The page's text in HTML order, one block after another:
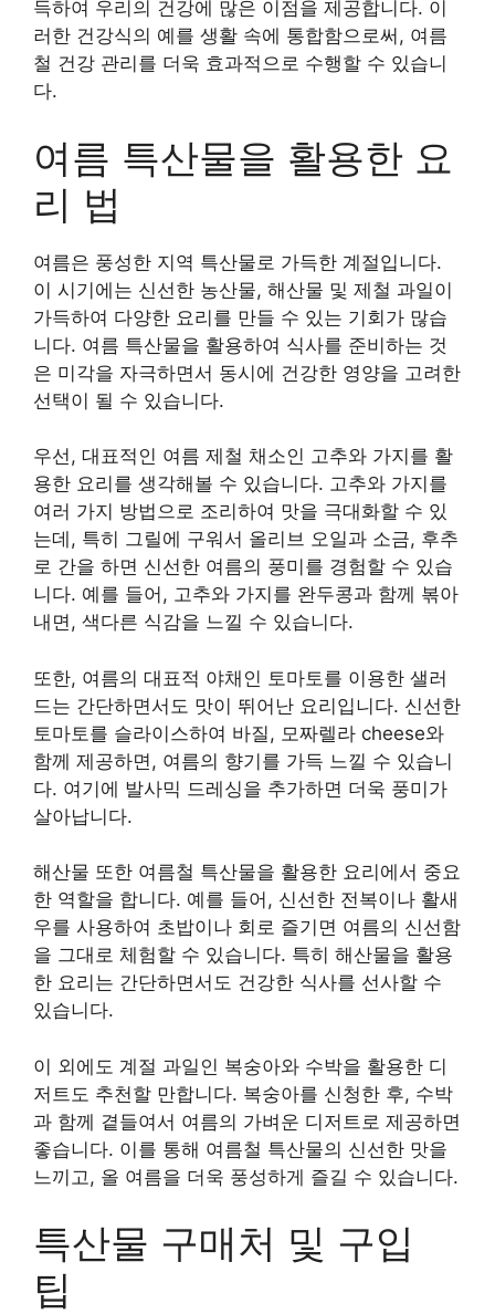
득하여 우리의 건강에 많은 이점을 제공합니다. 이
러한 건강식의 예를 생활 속에 통합함으로써, 여름
철 건강 관리를 더욱 효과적으로 수행할 수 있습니
다.
여름 특산물을 활용한 요
리 법
여름은 풍성한 지역 특산물로 가득한 계절입니다.
이 시기에는 신선한 농산물, 해산물 및 제철 과일이
가득하여 다양한 요리를 만들 수 있는 기회가 많습
니다. 여름 특산물을 활용하여 식사를 준비하는 것
은 미각을 자극하면서 동시에 건강한 영양을 고려한
선택이 될 수 있습니다.
우선, 대표적인 여름 제철 채소인 고추와 가지를 활
용한 요리를 생각해볼 수 있습니다. 고추와 가지를
여러 가지 방법으로 조리하여 맛을 극대화할 수 있
는데, 특히 그릴에 구워서 올리브 오일과 소금, 후추
로 간을 하면 신선한 여름의 풍미를 경험할 수 있습
니다. 예를 들어, 고추와 가지를 완두콩과 함께 볶아
내면, 색다른 식감을 느낄 수 있습니다.
또한, 여름의 대표적 야채인 토마토를 이용한 샐러
드는 간단하면서도 맛이 뛰어난 요리입니다. 신선한
토마토를 슬라이스하여 바질, 모짜렐라 cheese와
함께 제공하면, 여름의 향기를 가득 느낄 수 있습니
다. 여기에 발사믹 드레싱을 추가하면 더욱 풍미가
살아납니다.
해산물 또한 여름철 특산물을 활용한 요리에서 중요
한 역할을 합니다. 예를 들어, 신선한 전복이나 활새
우를 사용하여 초밥이나 회로 즐기면 여름의 신선함
을 그대로 체험할 수 있습니다. 특히 해산물을 활용
한 요리는 간단하면서도 건강한 식사를 선사할 수
있습니다.
이 외에도 계절 과일인 복숭아와 수박을 활용한 디
저트도 추천할 만합니다. 복숭아를 신청한 후, 수박
과 함께 곁들여서 여름의 가벼운 디저트로 제공하면
좋습니다. 이를 통해 여름철 특산물의 신선한 맛을
느끼고, 올 여름을 더욱 풍성하게 즐길 수 있습니다.
특산물 구매처 및 구입
팁